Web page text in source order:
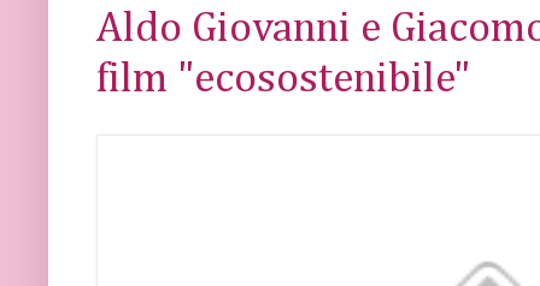
Aldo Giovanni e
film "ecosostenibile"